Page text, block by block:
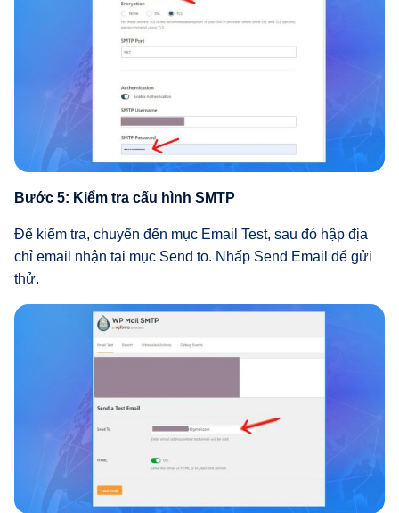
Bước 5: Kiểm tra cấu hình SMTP
Để kiểm tra, chuyển đến mục Email Test, sau đó hập địa
chỉ email nhận tại mục Send to. Nhấp Send Email để gửi
thử.